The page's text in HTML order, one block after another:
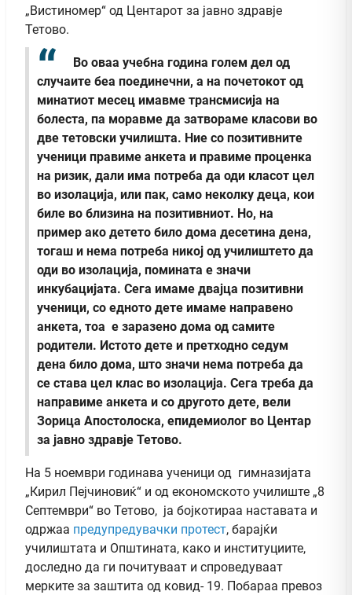
„Вистиномер“ од Центарот за јавно здравје
Тетово.
Во оваа учебна година голем дел од
случаите беа поединечни, а на почетокот од
минатиот месец имавме трансмисија на
болеста, па моравме да затвораме класови во
две тетовски училишта. Ние со позитивните
ученици правиме анкета и правиме проценка
на ризик, дали има потреба да оди класот цел
во изолација, или пак, само неколку деца, кои
биле во близина на позитивниот. Но, на
пример ако детето било дома десетина дена,
тогаш и нема потреба никој од училиштето да
оди во изолација, помината е значи
инкубацијата. Сега имаме двајца позитивни
ученици, со едното дете имаме направено
анкета, тоа е заразено дома од самите
родители. Истото дете и претходно седум
дена било дома, што значи нема потреба да
се става цел клас во изолација. Сега треба да
направиме анкета и со другото дете, вели
Зорица Апостолоска, епидемиолог во Центар
за јавно здравје Тетово.
На 5 ноември годинава ученици од гимназијата
„Кирил Пејчиновиќ“ и од економското училиште „8
Септември“ во Тетово, ја бојкотираа наставата и
одржаа предупредувачки протест, барајќи
училиштата и Општината, како и институциите,
доследно да ги почитуваат и спроведуваат
мерките за заштита од ковид- 19. Побараа превоз